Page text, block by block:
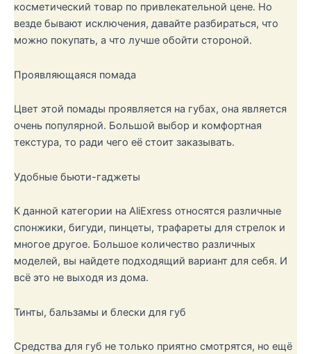
косметический товар по привлекательной цене. Но
везде бывают исключения, давайте разбираться, что
можно покупать, а что лучше обойти стороной.
Проявляющаяся помада
Цвет этой помады проявляется на губах, она является
очень популярной. Большой выбор и комфортная
текстура, то ради чего её стоит заказывать.
Удобные бьюти-гаджеты
К данной категории на AliExress относятся различные
спонжики, бигуди, пинцеты, трафареты для стрелок и
многое другое. Большое количество различных
моделей, вы найдете подходящий вариант для себя. И
всё это не выходя из дома.
Тинты, бальзамы и блески для губ
Средства для губ не только приятно смотрятся, но ещё